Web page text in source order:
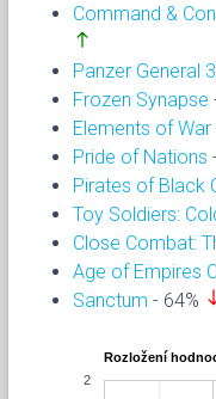
Command &
north
Panzer General
Frozen Synapse
Elements of War
Pride of Nations
Pirates of Black
Toy Soldiers:
Close Combat:
Age of Empires
Sanctum - 64%
Rozložení
2